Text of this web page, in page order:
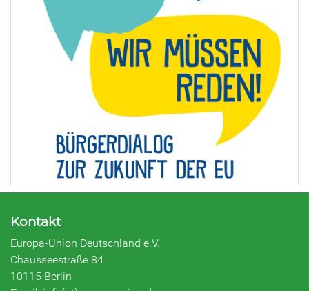
Kontakt
Europa-Union Deutschland e.V.
Chausseestraße 84
10115 Berlin